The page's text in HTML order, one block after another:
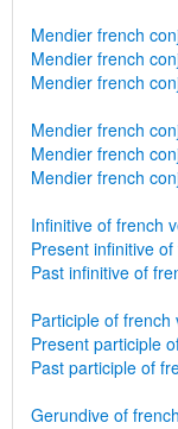
Mendier french
Mendier french
Mendier french
Mendier french
Mendier french
Mendier french
Infinitive of french
Present infinitive
Past infinitive of
Participle of
Present participle
Past participle of
Gerundive of